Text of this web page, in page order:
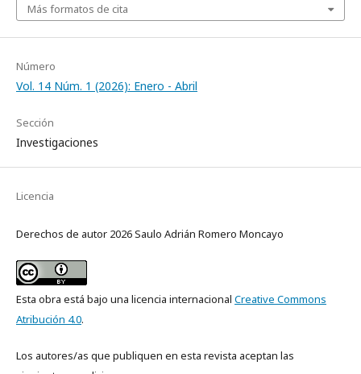
Más formatos de cita
Número
Vol. 14 Núm. 1 (2026): Enero - Abril
Sección
Investigaciones
Licencia
Derechos de autor 2026 Saulo Adrián Romero Moncayo
Esta obra está bajo una licencia internacional Creative Commons
Atribución 4.0.
Los autores/as que publiquen en esta revista aceptan las